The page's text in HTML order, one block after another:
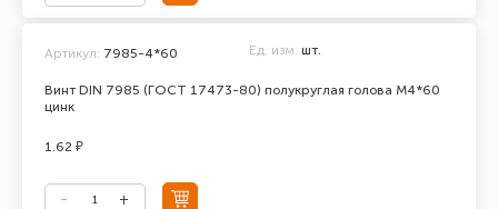
Винт DIN 7985 (ГОСТ 17473-80) полукруглая голова М4*60
цинк
Артикул: 7985-4*60 Ед. изм. шт.
1.62 ₽